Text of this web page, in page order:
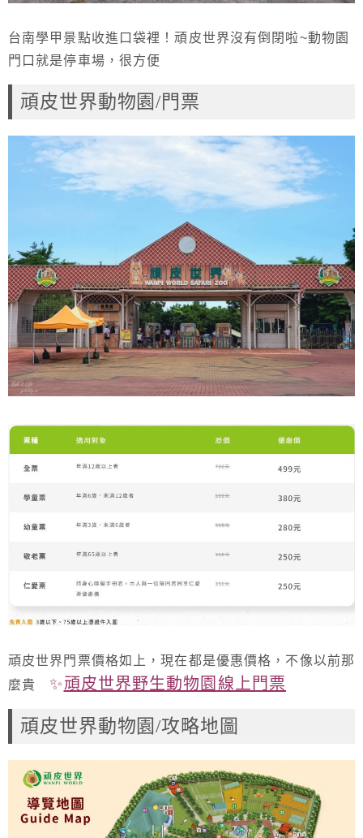
台南學甲景點收進口袋裡！頑皮世界沒有倒閉啦~動物園
門口就是停車場，很方便
頑皮世界動物園/門票
頑皮世界門票價格如上，現在都是優惠價格，不像以前那
麼貴✨頑皮世界野生動物園線上門票
頑皮世界動物園/攻略地圖